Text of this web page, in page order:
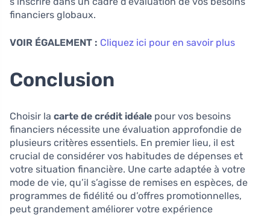
financiers globaux.
VOIR ÉGALEMENT : Cliquez ici pour en savoir plus
Conclusion
Choisir la carte de crédit idéale pour vos besoins
financiers nécessite une évaluation approfondie de
plusieurs critères essentiels. En premier lieu, il est
crucial de considérer vos habitudes de dépenses et
votre situation financière. Une carte adaptée à votre
mode de vie, qu’il s’agisse de remises en espèces, de
programmes de fidélité ou d’offres promotionnelles,
peut grandement améliorer votre expérience